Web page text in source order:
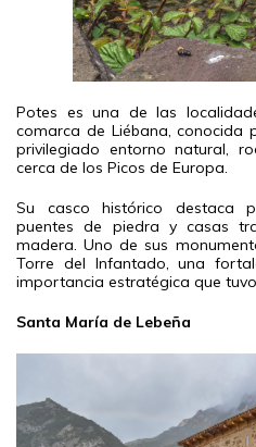
Potes es una de las
comarca de Liébana, conocida
privilegiado entorno natural,
cerca de los Picos de Europa.
Su casco histórico destaca
puentes de piedra y casas
madera. Uno de sus
Torre del Infantado, una
importancia estratégica que
Santa María de Lebeña